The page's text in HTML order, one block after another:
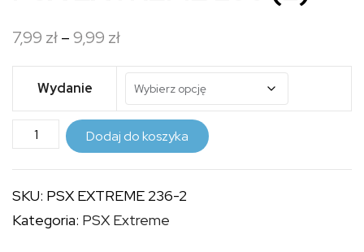
7,99 zł–9,99 złZakres
cen:
od
7,99 zł
do
9,99 zł
Wydanie
ilość
PSX
236
(2)
Dodaj do koszyka
SKU: PSX EXTREME 236-2
Kategoria: PSX Extreme